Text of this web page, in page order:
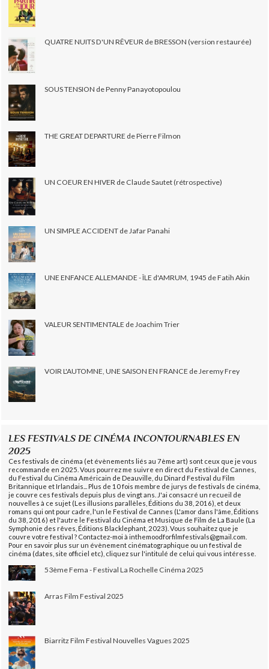
QUATRE NUITS D'UN RÊVEUR de BRESSON (version restaurée)
SOUS TENSION de Penny Panayotopoulou
THE GREAT DEPARTURE de Pierre Filmon
UN COEUR EN HIVER de Claude Sautet (rétrospective)
UN SIMPLE ACCIDENT de Jafar Panahi
UNE ENFANCE ALLEMANDE - ÎLE d'AMRUM, 1945 de Fatih Akin
VALEUR SENTIMENTALE de Joachim Trier
VOIR L'AUTOMNE, UNE SAISON EN FRANCE de Jeremy Frey
LES FESTIVALS DE CINÉMA INCONTOURNABLES EN
2025
Ces festivals de cinéma (et évènements liés au 7ème art) sont ceux que je vous
recommande en 2025. Vous pourrez me suivre en direct du Festival de Cannes,
du Festival du Cinéma Américain de Deauville, du Dinard Festival du Film
Britannique et Irlandais... Plus de 10 fois membre de jurys de festivals de cinéma,
je couvre ces festivals depuis plus de vingt ans. J'ai consacré un recueil de
nouvelles à ce sujet (Les illusions parallèles, Éditions du 38, 2016), et deux
romans qui ont pour cadre, l'un le Festival de Cannes (L'amor dans l'âme, Éditions
du 38, 2016) et l'autre le Festival du Cinéma et Musique de Film de La Baule (La
Symphonie des rêves, Éditions Blacklephant, 2023). Vous souhaitez que je
couvre votre festival ? Contactez-moi à inthemoodforfilmfestivals@gmail.com.
Pour en savoir plus sur un évènement cinématographique ou un festival de
cinéma (dates, site officiel etc), cliquez sur l'intitulé de celui qui vous intéresse.
53ème Fema - Festival La Rochelle Cinéma 2025
Arras Film Festival 2025
Biarritz Film Festival Nouvelles Vagues 2025